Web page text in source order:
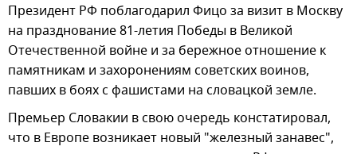
Президент РФ поблагодарил Фицо за визит в Москву
на празднование 81-летия Победы в Великой
Отечественной войне и за бережное отношение к
памятникам и захоронениям советских воинов,
павших в боях с фашистами на словацкой земле.
Премьер Словакии в свою очередь констатировал,
что в Европе возникает новый "железный занавес",